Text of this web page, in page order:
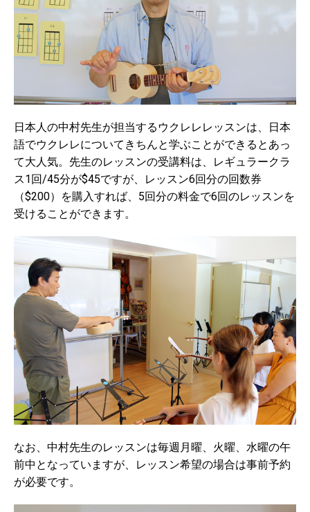
日本人の中村先生が担当するウクレレレッスンは、日本
語でウクレレについてきちんと学ぶことができるとあっ
て大人気。先生のレッスンの受講料は、レギュラークラ
ス1回/45分が$45ですが、レッスン6回分の回数券
（$200）を購入すれば、5回分の料金で6回のレッスンを
受けることができます。
なお、中村先生のレッスンは毎週月曜、火曜、水曜の午
前中となっていますが、レッスン希望の場合は事前予約
が必要です。